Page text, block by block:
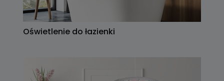
Oświetlenie do łazienki